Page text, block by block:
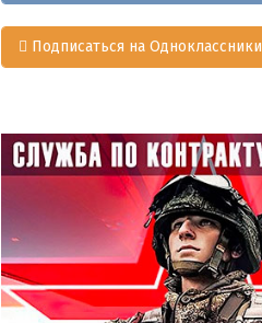
Подписаться на Одноклассники